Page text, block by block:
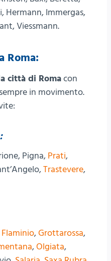
Hermann, Immergas,
Viessmann.
Roma:
città di Romacon
in movimento.
Pigna,Prati,
Trastevere,
Flaminio,Grottarossa,
,Olgiata,